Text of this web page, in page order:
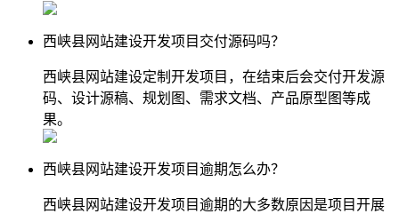
西峡县网站建设开发项目交付源码吗？
西峡县网站建设定制开发项目，在结束后会交付开发源
码、设计源稿、规划图、需求文档、产品原型图等成
果。
西峡县网站建设开发项目逾期怎么办？
西峡县网站建设开发项目逾期的大多数原因是项目开展